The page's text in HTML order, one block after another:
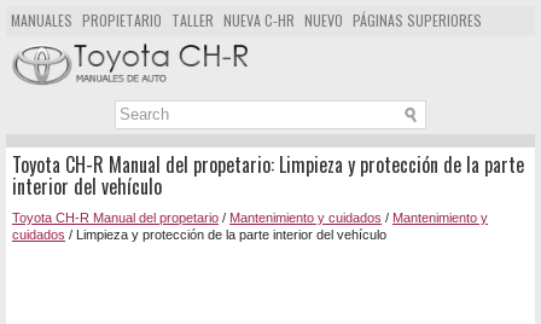
MANUALES PROPIETARIO TALLER NUEVA C-HR NUEVO PÁGINAS SUPERIORES
MAPA DEL SITIO
BUSCAR
Toyota CH-R Manual del propetario: Limpieza y protección de la parte
interior del vehículo
Toyota CH-R Manual del propetario / Mantenimiento y cuidados / Mantenimiento y
cuidados / Limpieza y protección de la parte interior del vehículo